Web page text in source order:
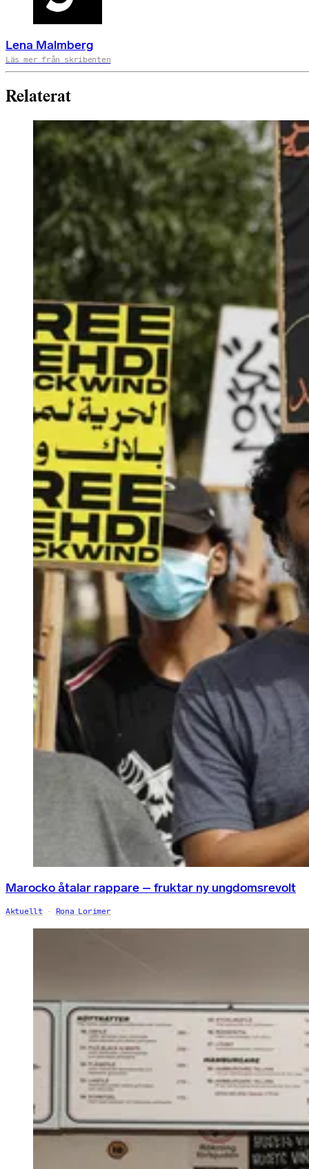
Lena Malmberg
Läs mer från skribenten
Relaterat
Marocko åtalar rappare – fruktar ny ungdomsrevolt
Aktuellt Rona Lorimer